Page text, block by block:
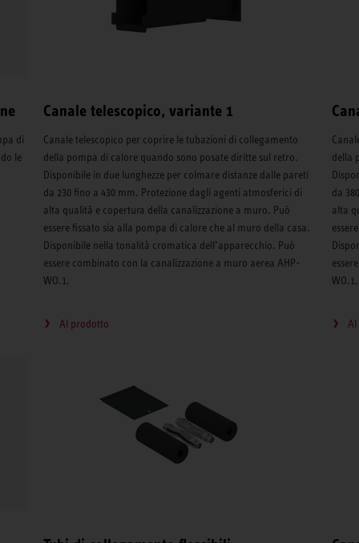
di
le
Canale telescopico, variante 1
Canale telescopico per coprire le tubazioni di collegamento
della pompa di calore quando sono posate diritte sul retro.
Disponibile in due lunghezze per colmare distanze dalle pareti
da 230 fino a 430 mm. Protezione dagli agenti atmosferici di
alta qualità e copertura della canalizzazione a muro. Può
essere fissato sia alla pompa di calore che al muro della casa.
Disponibile nella tonalità cromatica dell’apparecchio. Può
essere combinato con la canalizzazione a muro aerea AHP-
WO.1.
Al prodotto
della
da
alta
WO.1.
Al